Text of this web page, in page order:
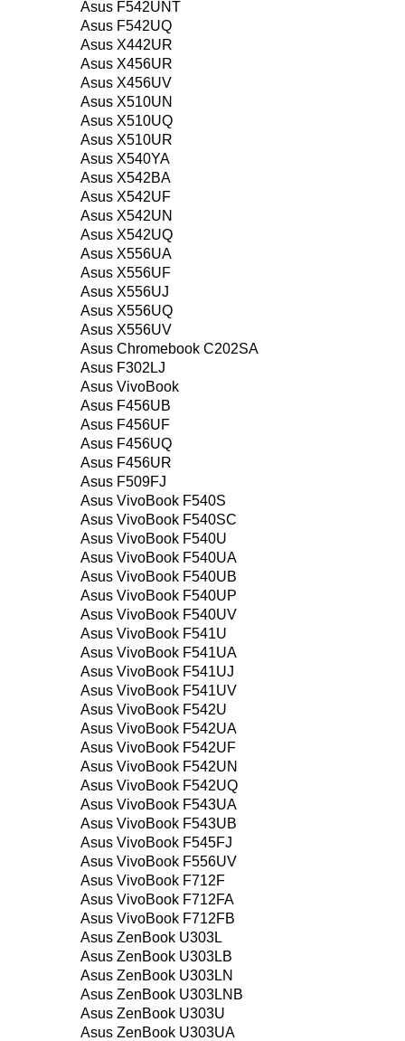
Asus F542UNT
Asus F542UQ
Asus X442UR
Asus X456UR
Asus X456UV
Asus X510UN
Asus X510UQ
Asus X510UR
Asus X540YA
Asus X542BA
Asus X542UF
Asus X542UN
Asus X542UQ
Asus X556UA
Asus X556UF
Asus X556UJ
Asus X556UQ
Asus X556UV
Asus Chromebook C202SA
Asus F302LJ
Asus VivoBook
Asus F456UB
Asus F456UF
Asus F456UQ
Asus F456UR
Asus F509FJ
Asus VivoBook F540S
Asus VivoBook F540SC
Asus VivoBook F540U
Asus VivoBook F540UA
Asus VivoBook F540UB
Asus VivoBook F540UP
Asus VivoBook F540UV
Asus VivoBook F541U
Asus VivoBook F541UA
Asus VivoBook F541UJ
Asus VivoBook F541UV
Asus VivoBook F542U
Asus VivoBook F542UA
Asus VivoBook F542UF
Asus VivoBook F542UN
Asus VivoBook F542UQ
Asus VivoBook F543UA
Asus VivoBook F543UB
Asus VivoBook F545FJ
Asus VivoBook F556UV
Asus VivoBook F712F
Asus VivoBook F712FA
Asus VivoBook F712FB
Asus ZenBook U303L
Asus ZenBook U303LB
Asus ZenBook U303LN
Asus ZenBook U303LNB
Asus ZenBook U303U
Asus ZenBook U303UA